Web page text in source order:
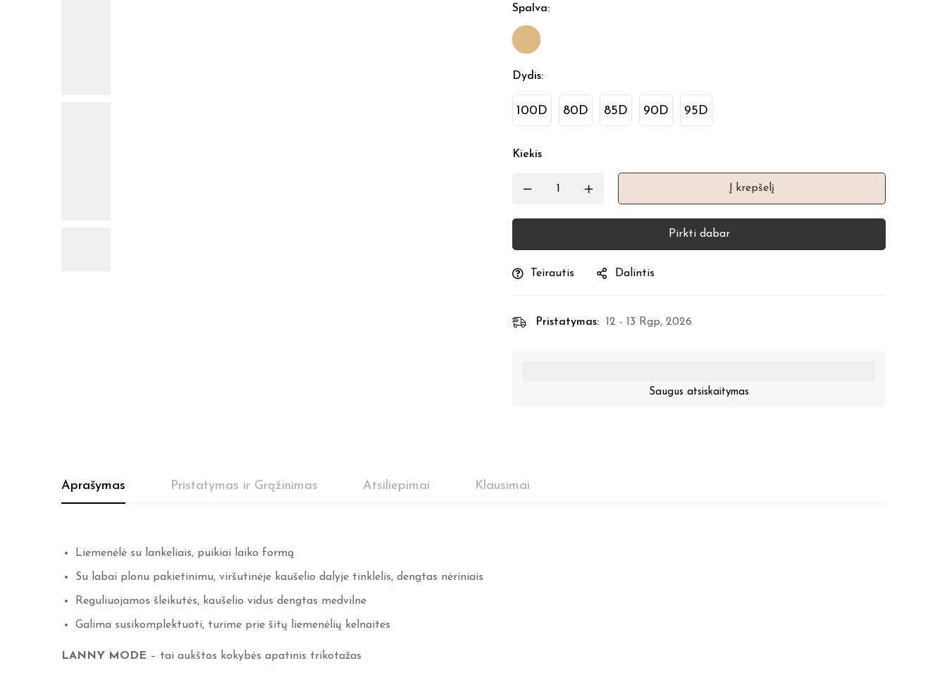
Spalva:
Dydis:
100D 80D 85D 90D 95D
Kiekis
Į krepšelį
Pirkti dabar
Teirautis Dalintis
Pristatymas: 12 - 13 Rgp, 2026
Saugus atsiskaitymas
Aprašymas Pristatymas ir Grąžinimas Atsiliepimai Klausimai
Liemenėlė su lankeliais, puikiai laiko formą
Su labai plonu pakietinimu, viršutinėje kaušelio dalyje tinklelis, dengtas nėriniais
Reguliuojamos šleikutės, kaušelio vidus dengtas medvilne
Galima susikomplektuoti, turime prie šitų liemenėlių kelnaites
LANNY MODE – tai aukštos kokybės apatinis trikotažas